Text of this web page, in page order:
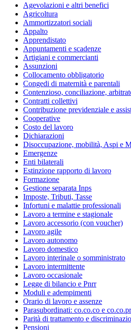
Agevolazioni e altri benefici
Agricoltura
Ammortizzatori sociali
Appalto
Apprendistato
Appuntamenti e scadenze
Artigiani e commercianti
Assunzioni
Collocamento obbligatorio
Congedi di maternità e parentali
Contenzioso, conciliazione,
Contratti collettivi
Contribuzione previdenziale e
Cooperative
Costo del lavoro
Dichiarazioni
Disoccupazione, mobilità, Aspi e
Emergenze
Enti bilaterali
Estinzione rapporto di lavoro
Formazione
Gestione separata Inps
Imposte, Tributi, Tasse
Infortuni e malattie professionali
Lavoro a termine e stagionale
Lavoro accessorio (con voucher)
Lavoro agile
Lavoro autonomo
Lavoro domestico
Lavoro interinale o somministrato
Lavoro intermittente
Lavoro occasionale
Legge di bilancio e Pnrr
Moduli e adempimenti
Orario di lavoro e assenze
Parasubordinati: co.co.co e
Parità di trattamento e
Pensioni